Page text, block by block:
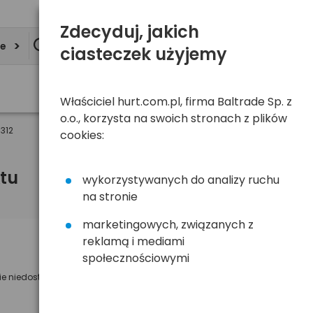
niedostępny
Powiadom mnie o dostępności
Zdecyduj, jakich
ciasteczek użyjemy
Właściciel hurt.com.pl, firma Baltrade Sp. z
o.o., korzysta na swoich stronach z plików
cookies:
wykorzystywanych do analizy ruchu
na stronie
marketingowych, związanych z
reklamą i mediami
społecznościowymi